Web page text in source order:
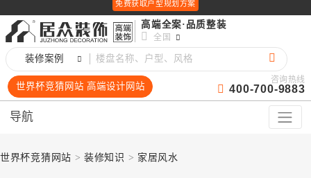
免费获取户型规划方案
高端全案·品质整装
全国
装修案例
世界杯竞猜网站 高端设计网站
咨询热线
400-700-9883
导航
世界杯竞猜网站 >装修知识 > 家居风水